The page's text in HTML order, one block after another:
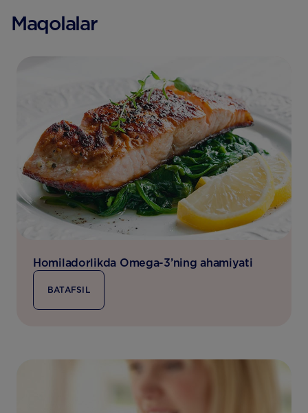
Maqolalar
Homiladorlikda Omega-3’ning ahamiyati
BATAFSIL